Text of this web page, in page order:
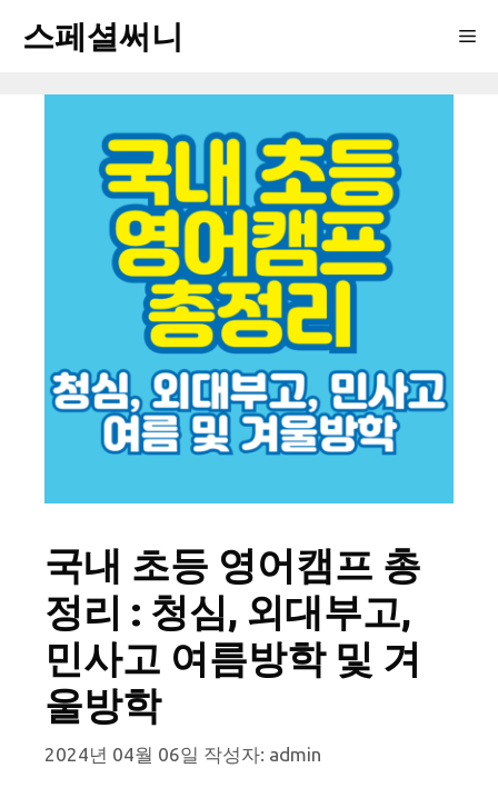
스페셜써니
국내 초등 영어캠프 총
정리 : 청심, 외대부고,
민사고 여름방학 및 겨
울방학
2024년 04월 06일 작성자: admin